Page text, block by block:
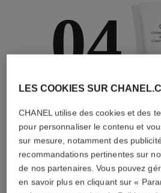
04
Avec des crèmes de
jour et de nuit, des
écrans solaires, des
brumes anti-pollution
LES COOKIES SUR
CHANEL utilise des cookies et des
pour personnaliser le contenu et
sur mesure, notamment des
recommandations pertinentes sur
de nos partenaires. Vous pouvez
en savoir plus en cliquant sur «